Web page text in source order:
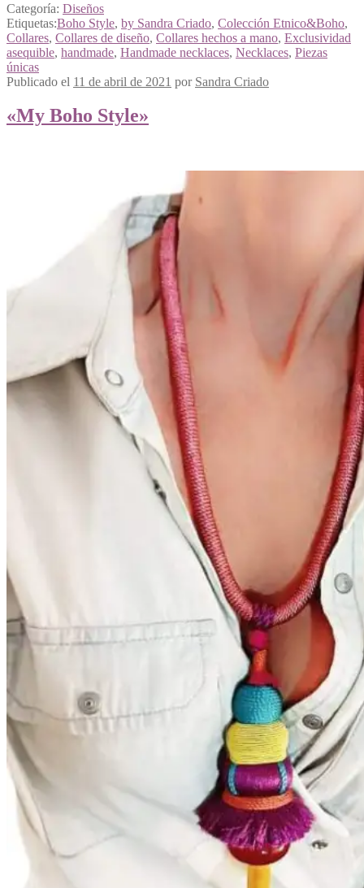
Categoría: Diseños
Etiquetas:Boho Style, by Sandra Criado, Colección Etnico&Boho,
Collares, Collares de diseño, Collares hechos a mano, Exclusividad
asequible, handmade, Handmade necklaces, Necklaces, Piezas
únicas
Publicado el 11 de abril de 2021 por Sandra Criado
«My Boho Style»